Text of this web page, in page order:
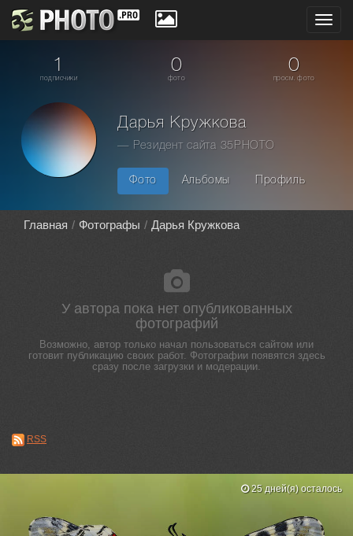
1
подписчики
0
фото
0
просм. фото
Дарья Кружкова
— Резидент сайта 35PHOTO
Фото Альбомы Профиль
Главная Фотографы Дарья Кружкова
У автора пока нет опубликованных
фотографий
Возможно, автор только начал пользоваться сайтом или
готовит публикацию своих работ. Фотографии появятся здесь
сразу после загрузки и модерации.
RSS
25 дней(я) осталось